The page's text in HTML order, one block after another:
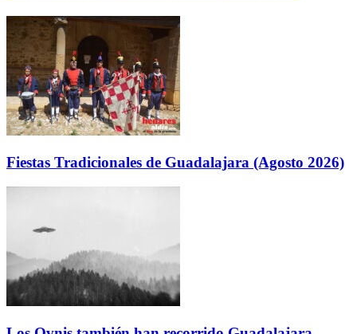
Fiestas Tradicionales de Guadalajara (Agosto 2026)